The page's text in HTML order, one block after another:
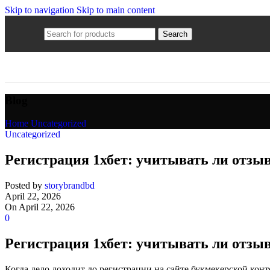
Skip to navigation Skip to main content
Search
Home Uncategorized
Uncategorized
Регистрация 1хбет: учитывать ли
Posted by storybrandbd
April 22, 2026
On April 22, 2026
0
Регистрация 1хбет: учитывать ли